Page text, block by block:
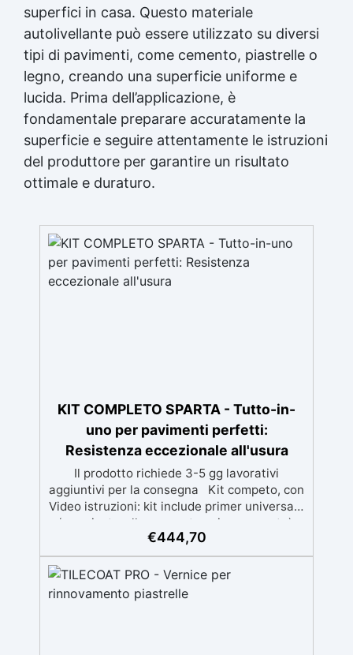
superfici in casa. Questo materiale
autolivellante può essere utilizzato su diversi
tipi di pavimenti, come cemento, piastrelle o
legno, creando una superficie uniforme e
lucida. Prima dell’applicazione, è
fondamentale preparare accuratamente la
superficie e seguire attentamente le istruzioni
del produttore per garantire un risultato
ottimale e duraturo.
KIT COMPLETO SPARTA - Tutto-in-
uno per pavimenti perfetti:
Resistenza eccezionale all'usura
Il prodotto richiede 3-5 gg lavorativi
aggiuntivi per la consegna Kit competo, con
Video istruzioni: kit include primer universale
(per piasterelle, cemento, microcemento)
resina rivestimento antigraffio, pronto
all'uso! Massima resistenza all'usura: il
sistema poliaspartico SPARTA offre una
protezione eccezionale contro graffi, agenti
chimici e carichi pesanti, ideale per ambienti
€444,70